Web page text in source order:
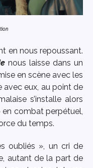
en nous repoussant.
nous laisse dans un
en scène avec les
avec eux, au point de
s’installe alors
combat perpétuel,
du temps.
oubliés », un cri de
autant de la part de